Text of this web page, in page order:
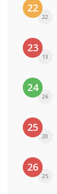
22
22
23
13
24
26
25
20
26
25